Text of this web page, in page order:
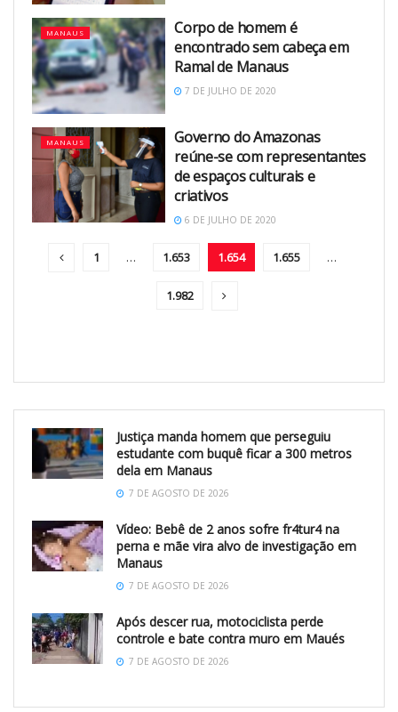
MANAUS
Corpo de homem é
encontrado sem cabeça em
Ramal de Manaus
7 DE JULHO DE 2020
MANAUS
Governo do Amazonas
reúne-se com representantes
de espaços culturais e
criativos
6 DE JULHO DE 2020
1 … 1.653 1.654 1.655 …
1.982
Justiça manda homem que perseguiu
estudante com buquê ficar a 300 metros
dela em Manaus
7 DE AGOSTO DE 2026
Vídeo: Bebê de 2 anos sofre fr4tur4 na
perna e mãe vira alvo de investigação em
Manaus
7 DE AGOSTO DE 2026
Após descer rua, motociclista perde
controle e bate contra muro em Maués
7 DE AGOSTO DE 2026